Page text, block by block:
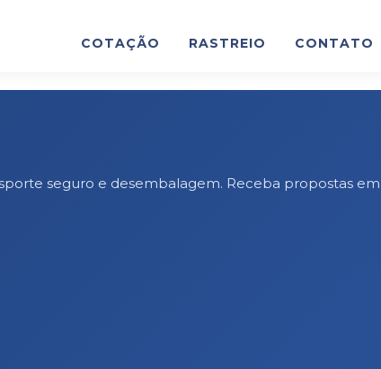
COTAÇÃO RASTREIO CONTATO
seguro e desembalagem. Receba propostas em